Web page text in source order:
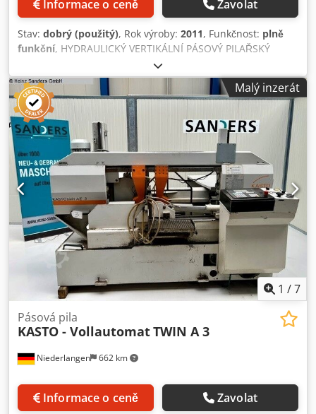
Informace o ceně Zavolat
Stav: dobrý (použitý), Rok výroby: 2011, Funkčnost: plně
funkční, HYDRAULICKÝ VERTIKÁLNÍ PÁSOVÝ PILAŘSKÝ
AUTOMAT VÝROBCE / ZEMĚ PŮVODU: KASTO MODEL / TYP:
SSB A 2 ROK VÝROBY / NOVÝ: 2011 Rozsah řezu (kruh): 260
mm Rozsah řezu (plochý – šířka x výška): 260 x 260 mm
Minimální průměr řezaného materiálu: 10 mm Rozměry
pilového pásu: 4115 x 41 x 1,3 mm Výkon pohonu: 5,5 kW
Rychlost řezu: 15 – 125 m/min Délka posuvu materiálu na
jeden zdvih: 608 mm Délka posuvu materiálu při
vícenásobném posuvu: max. 9999 mm Hmotnost stroje:
2200 kg Veškeré údaje jsou uvedeny bez záruky –
vyhrazeno právo na změnu. Výbava / Příslušenství Dcodezr
D Umjpfx Aipek - Odstraňovač třísek - Provozní manuál /
dokumentace - Válečková dráha, délka 3600 mm - Pilové
pásy – několik kusů
Malý inzerát
1 /7
Niederlangen 662 km
Pásová pila
KASTO - VollautomatTWIN A 3
Informace o ceně Zavolat